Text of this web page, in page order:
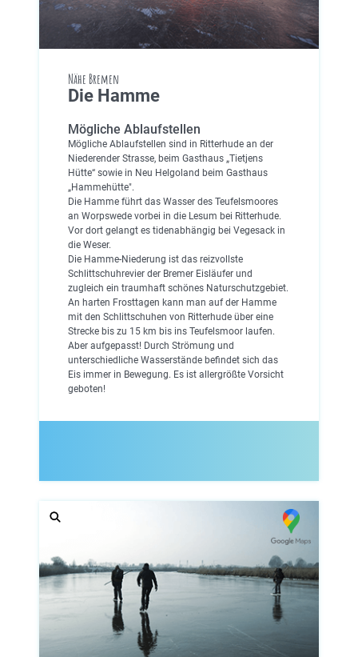
Nähe Bremen
Die Hamme
Mögliche Ablaufstellen
Mögliche Ablaufstellen sind in Ritterhude an der
Niederender Strasse, beim Gasthaus „Tietjens
Hütte“ sowie in Neu Helgoland beim Gasthaus
„Hammehütte".
Die Hamme führt das Wasser des Teufelsmoores
an Worpswede vorbei in die Lesum bei Ritterhude.
Vor dort gelangt es tidenabhängig bei Vegesack in
die Weser.
Die Hamme-Niederung ist das reizvollste
Schlittschuhrevier der Bremer Eisläufer und
zugleich ein traumhaft schönes Naturschutzgebiet.
An harten Frosttagen kann man auf der Hamme
mit den Schlittschuhen von Ritterhude über eine
Strecke bis zu 15 km bis ins Teufelsmoor laufen.
Aber aufgepasst! Durch Strömung und
unterschiedliche Wasserstände befindet sich das
Eis immer in Bewegung. Es ist allergrößte Vorsicht
geboten!